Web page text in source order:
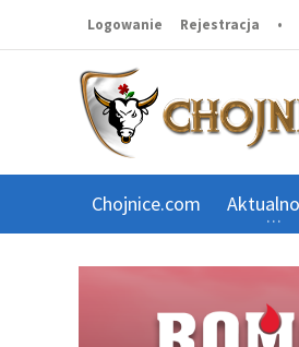
Logowanie Rejestracja •
Chojnice.com